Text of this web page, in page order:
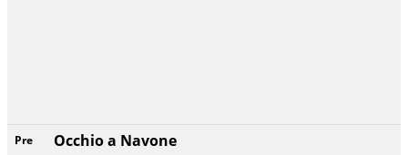
Pre
Occhio a Navone